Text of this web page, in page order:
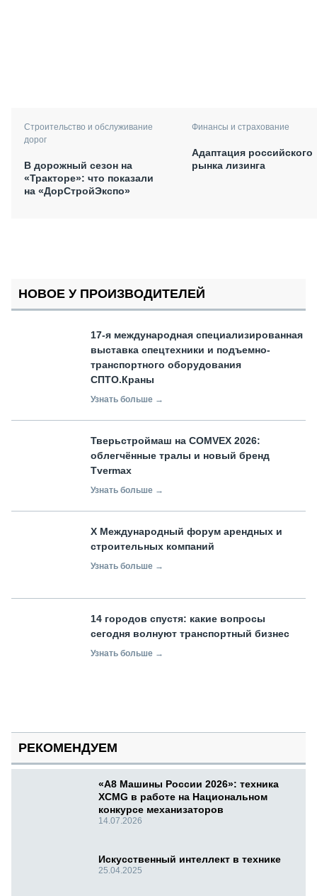
Строительство и обслуживание
дорог
В дорожный сезон на
«Тракторе»: что показали
на «ДорСтройЭкспо»
Финансы и страхование
Адаптация российского
рынка лизинга
НОВОЕ У ПРОИЗВОДИТЕЛЕЙ
17-я международная специализированная
выставка спецтехники и подъемно-
транспортного оборудования
СПТО.Краны
Узнать больше →
Тверьстроймаш на COMVEX 2026:
облегчённые тралы и новый бренд
Tvermax
Узнать больше →
X Международный форум арендных и
строительных компаний
Узнать больше →
14 городов спустя: какие вопросы
сегодня волнуют транспортный бизнес
Узнать больше →
РЕКОМЕНДУЕМ
«А8 Машины России 2026»: техника
XCMG в работе на Национальном
конкурсе механизаторов
14.07.2026
Искусственный интеллект в технике
25.04.2025